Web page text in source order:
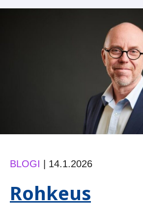
BLOGI 14.1.2026
Rohkeus